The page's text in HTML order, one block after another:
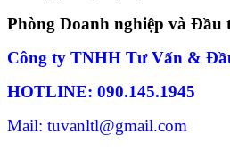
Phòng Doanh nghiệp và Đầu
Công ty TNHH Tư Vấn &
HOTLINE: 090.145.1945
Mail: tuvanltl@gmail.com